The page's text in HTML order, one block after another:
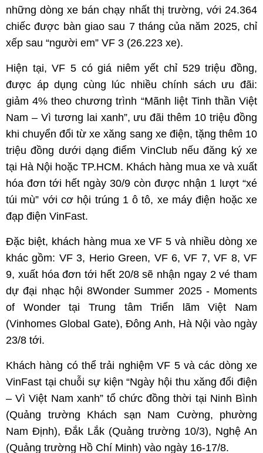
những dòng xe bán chạy nhất thị trường, với 24.364
chiếc được bàn giao sau 7 tháng của năm 2025, chỉ
xếp sau “người em” VF 3 (26.223 xe).
Hiện tại, VF 5 có giá niêm yết chỉ 529 triệu đồng,
được áp dụng cùng lúc nhiều chính sách ưu đãi:
giảm 4% theo chương trình “Mãnh liệt Tinh thần Việt
Nam – Vì tương lai xanh”, ưu đãi thêm 10 triệu đồng
khi chuyển đổi từ xe xăng sang xe điện, tặng thêm 10
triệu đồng dưới dạng điểm VinClub nếu đăng ký xe
tại Hà Nội hoặc TP.HCM. Khách hàng mua xe và xuất
hóa đơn tới hết ngày 30/9 còn được nhận 1 lượt “xé
túi mù” với cơ hội trúng 1 ô tô, xe máy điện hoặc xe
đạp điện VinFast.
Đặc biệt, khách hàng mua xe VF 5 và nhiều dòng xe
khác gồm: VF 3, Herio Green, VF 6, VF 7, VF 8, VF
9, xuất hóa đơn tới hết 20/8 sẽ nhận ngay 2 vé tham
dự đại nhạc hội 8Wonder Summer 2025 - Moments
of Wonder tại Trung tâm Triển lãm Việt Nam
(Vinhomes Global Gate), Đông Anh, Hà Nội vào ngày
23/8 tới.
Khách hàng có thể trải nghiệm VF 5 và các dòng xe
VinFast tại chuỗi sự kiện “Ngày hội thu xăng đổi điện
– Vì Việt Nam xanh” tổ chức đồng thời tại Ninh Bình
(Quảng trường Khách sạn Nam Cường, phường
Nam Định), Đắk Lắk (Quảng trường 10/3), Nghệ An
(Quảng trường Hồ Chí Minh) vào ngày 16-17/8.